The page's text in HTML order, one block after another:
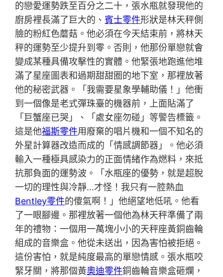
的戀愛運勢跌至百分之二十，張水瓶就發現他的
廚房裡長滿了巨大的、賓士零件形狀是林天秤側
臉的粉紅色蘑菇。他必須在今天結束前，將林天
秤的運勢至少提升到零。否則，他那份單戀就會
變成某種具備攻擊性的實體。他緊張地跑進他堆
滿了星座圖表和過期甜甜圈的地下室，那裡放著
他的秘密武器。「我需要星象學輔助儀！」他衝
到一個像是老式彈珠臺的機器前，上面貼滿了
「巨蟹座已哭」、「處女座勿碰」等警告標籤。
這是他福斯零件用廢棄的唱片機和一個不知名的
外星計算器改造而成的「情感調節器」。他必須
輸入一種極具感染力的正面情緒作為燃料，來抵
抗那負面的運勢波。「水瓶座的優勢，就是超脫
一切的理性與冷靜…才怪！我只有一腔熱血
Bentley零件的傻氣啊！」他絕望地低吼。他看
了一眼腳邊。那裡放著一個他為林天秤準備了兩
年的禮物：一個用一萬塊小小的天秤座黃銅齒輪
組成的音樂盒。他從未送出，因為害怕被拒絕。
這份害怕，就是純度最高的單戀情感。張水瓶咬
緊牙關，將那個黃奧迪零件銅齒輪音樂盒砸爛，